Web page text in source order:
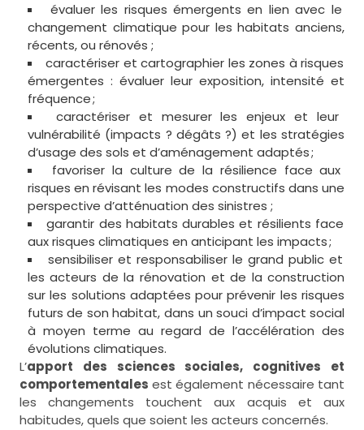
évaluer les risques émergents en lien avec le
changement climatique pour les habitats anciens,
récents, ou rénovés ;
caractériser et cartographier les zones à risques
émergentes : évaluer leur exposition, intensité et
fréquence ;
caractériser et mesurer les enjeux et leur
vulnérabilité (impacts ? dégâts ?) et les stratégies
d’usage des sols et d’aménagement adaptés ;
favoriser la culture de la résilience face aux
risques en révisant les modes constructifs dans une
perspective d’atténuation des sinistres ;
garantir des habitats durables et résilients face
aux risques climatiques en anticipant les impacts ;
sensibiliser et responsabiliser le grand public et
les acteurs de la rénovation et de la construction
sur les solutions adaptées pour prévenir les risques
futurs de son habitat, dans un souci d’impact social
à moyen terme au regard de l’accélération des
évolutions climatiques.
L’apport des sciences sociales, cognitives et
comportementales est également nécessaire tant
les changements touchent aux acquis et aux
habitudes, quels que soient les acteurs concernés.